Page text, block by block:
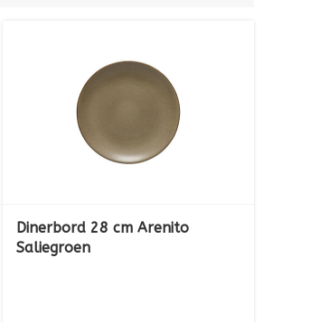
Dinerbord 28 cm Arenito
Saliegroen